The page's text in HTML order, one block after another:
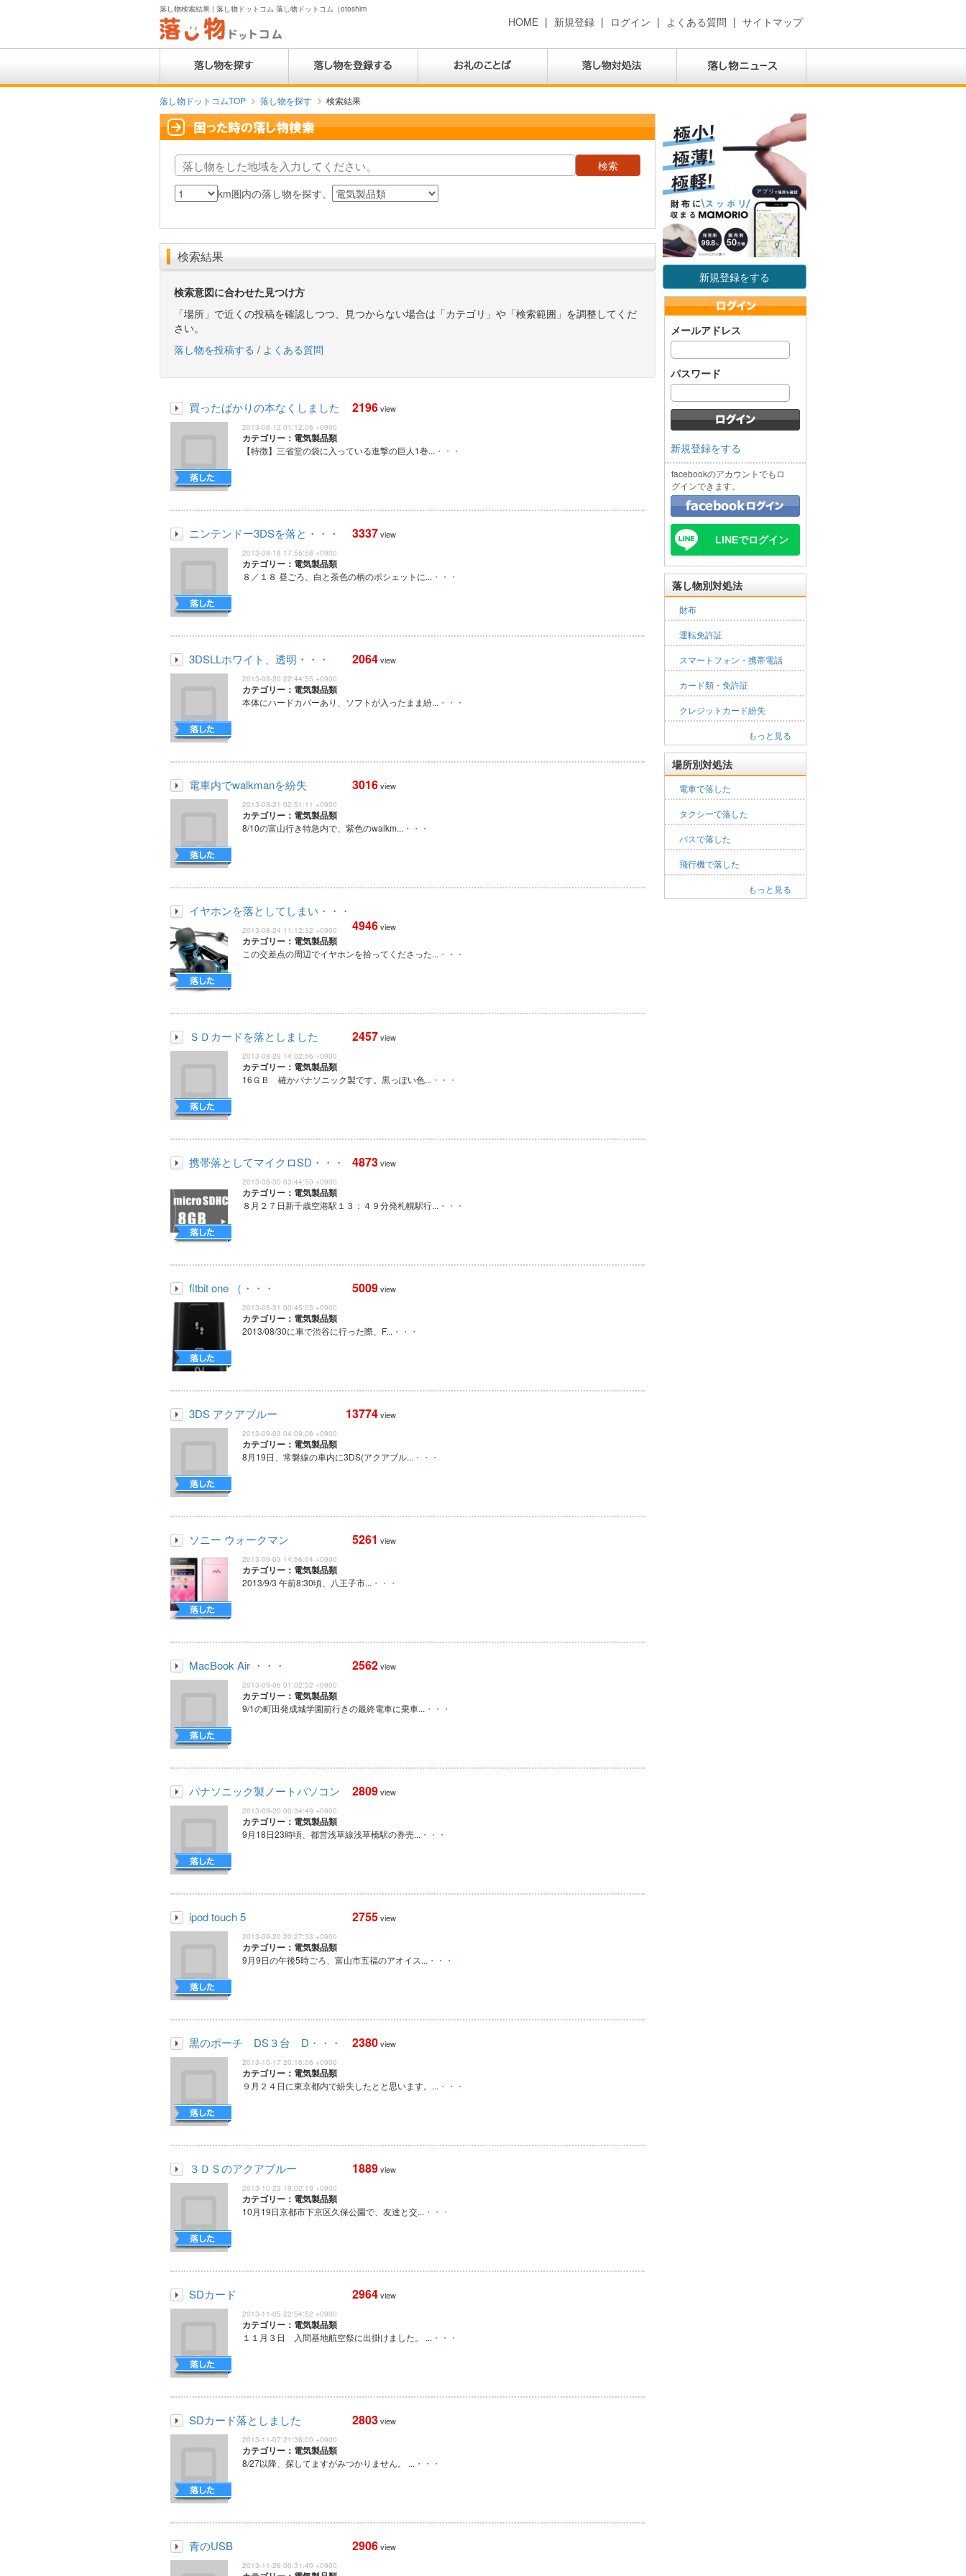
落し物検索結果 | 落し物ドットコム 落し物ドットコム（otoshim
HOME | 新規登録 | ログイン | よくある質問 | サイトマップ
落し物ドットコムTOP 落し物を探す 検索結果
新規登録をする
メールアドレス
パスワード
新規登録をする
facebookのアカウントでもロ
グインできます。
LINEでログイン
落し物別対処法
財布
運転免許証
スマートフォン・携帯電話
カード類・免許証
クレジットカード紛失
もっと見る
場所別対処法
電車で落した
タクシーで落した
バスで落した
飛行機で落した
もっと見る
落
し
物
し
た
地
域
検
範
囲
（km）
km圏内の落し物を探す。
カ
ゴ
リ
検索結果
検索意図に合わせた見つけ方
「場所」で近くの投稿を確認しつつ、見つからない場合は「カテゴリ」や「検索範囲」を調整してくだ
さい。
落し物を投稿する / よくある質問
買ったばかりの本なくしました 2196view
2013-08-12 01:12:06 +0900
カテゴリー：電気製品類
【特徴】三省堂の袋に入っている進撃の巨人1巻... ・・・
ニンテンドー3DSを落と・・・ 3337view
2013-08-18 17:55:58 +0900
カテゴリー：電気製品類
８／１８ 昼ごろ、白と茶色の柄のポシェットに... ・・・
3DSLLホワイト、透明・・・ 2064view
2013-08-20 22:44:55 +0900
カテゴリー：電気製品類
本体にハードカバーあり、ソフトが入ったまま紛... ・・・
電車内でwalkmanを紛失 3016view
2013-08-21 02:51:11 +0900
カテゴリー：電気製品類
8/10の富山行き特急内で、紫色のwalkm... ・・・
イヤホンを落としてしまい・・・
4946view
2013-08-24 11:12:32 +0900
カテゴリー：電気製品類
この交差点の周辺でイヤホンを拾ってくださった... ・・・
ＳＤカードを落としました 2457view
2013-08-29 14:02:56 +0900
カテゴリー：電気製品類
16ＧＢ 確かパナソニック製です。黒っぽい色... ・・・
携帯落としてマイクロSD・・・ 4873view
2013-08-30 03:44:50 +0900
カテゴリー：電気製品類
８月２７日新千歳空港駅１３：４９分発札幌駅行... ・・・
fitbit one （・・・ 5009view
2013-08-31 00:45:03 +0900
カテゴリー：電気製品類
2013/08/30に車で渋谷に行った際、F... ・・・
3DS アクアブルー 13774view
2013-09-03 04:09:06 +0900
カテゴリー：電気製品類
8月19日、常磐線の車内に3DS(アクアブル... ・・・
ソニー ウォークマン 5261 view
2013-09-03 14:56:04 +0900
カテゴリー：電気製品類
2013/9/3 午前8:30頃、八王子市... ・・・
MacBook Air ・・・ 2562view
2013-09-06 01:02:32 +0900
カテゴリー：電気製品類
9/1の町田発成城学園前行きの最終電車に乗車... ・・・
パナソニック製ノートパソコン 2809view
2013-09-20 00:34:49 +0900
カテゴリー：電気製品類
9月18日23時頃、都営浅草線浅草橋駅の券売... ・・・
ipod touch 5 2755view
2013-09-20 20:27:33 +0900
カテゴリー：電気製品類
9月9日の午後5時ごろ、富山市五福のアオイス... ・・・
黒のポーチ DS３台 D・・・ 2380view
2013-10-17 20:16:06 +0900
カテゴリー：電気製品類
９月２４日に東京都内で紛失したとと思います。... ・・・
３ＤＳのアクアブルー 1889view
2013-10-23 19:02:19 +0900
カテゴリー：電気製品類
10月19日京都市下京区久保公園で、友達と交... ・・・
SDカード 2964view
2013-11-05 22:54:52 +0900
カテゴリー：電気製品類
１１月３日 入間基地航空祭に出掛けました。 ... ・・・
SDカード落としました 2803view
2013-11-07 21:36:00 +0900
カテゴリー：電気製品類
8/27以降、探してますがみつかりません。 ... ・・・
青のUSB 2906view
2013-11-26 00:31:40 +0900